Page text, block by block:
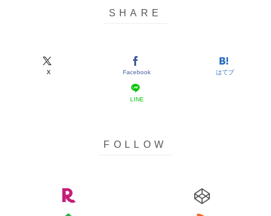
X Facebook はてブ
LINE